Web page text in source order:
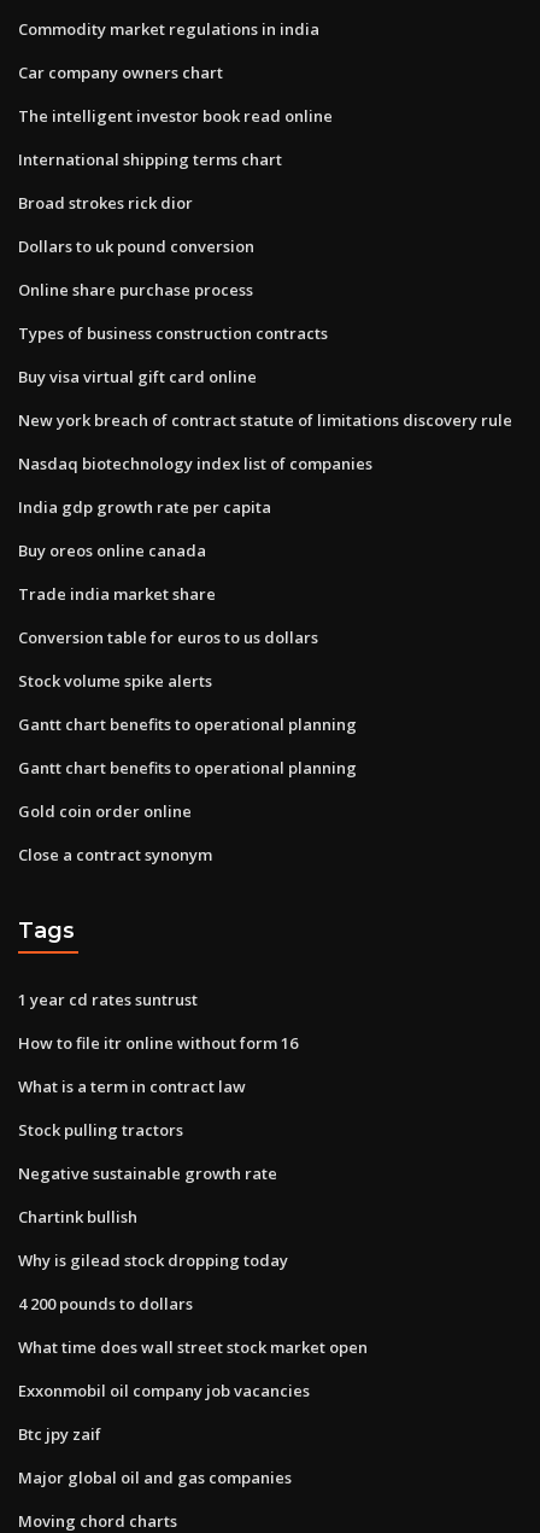
Commodity market regulations in india
Car company owners chart
The intelligent investor book read online
International shipping terms chart
Broad strokes rick dior
Dollars to uk pound conversion
Online share purchase process
Types of business construction contracts
Buy visa virtual gift card online
New york breach of contract statute of limitations discovery rule
Nasdaq biotechnology index list of companies
India gdp growth rate per capita
Buy oreos online canada
Trade india market share
Conversion table for euros to us dollars
Stock volume spike alerts
Gantt chart benefits to operational planning
Gantt chart benefits to operational planning
Gold coin order online
Close a contract synonym
Tags
1 year cd rates suntrust
How to file itr online without form 16
What is a term in contract law
Stock pulling tractors
Negative sustainable growth rate
Chartink bullish
Why is gilead stock dropping today
4 200 pounds to dollars
What time does wall street stock market open
Exxonmobil oil company job vacancies
Btc jpy zaif
Major global oil and gas companies
Moving chord charts